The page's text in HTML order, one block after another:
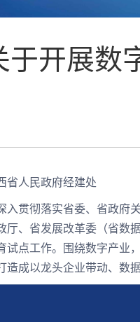
于开展
省人民政府经建处
入贯彻落实省委、省政府
厅、省发展改革委（省数
试点工作。围绕数字产业
造成以龙头企业带动、数